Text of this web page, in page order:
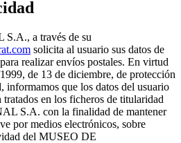
a través de su
solicita al usuario sus datos de
realizar envíos postales. En virtud
de 13 de diciembre, de protección
informamos que los datos del usuario
en los ficheros de titularidad
S.A. con la finalidad de mantener
por medios electrónicos, sobre
del MUSEO DE